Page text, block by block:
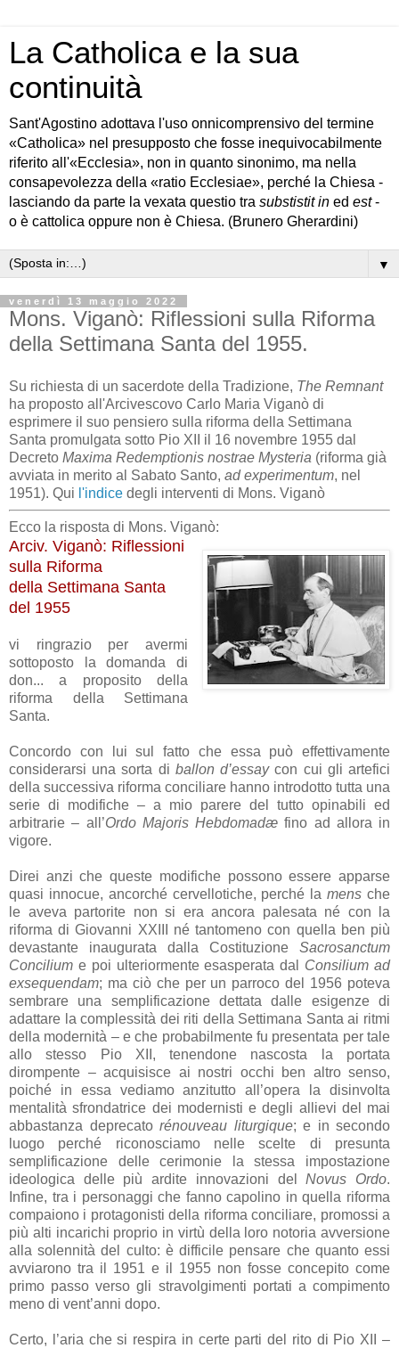
La Catholica e la sua
continuità
Sant'Agostino adottava l'uso onnicomprensivo del termine
«Catholica» nel presupposto che fosse inequivocabilmente
riferito all'«Ecclesia», non in quanto sinonimo, ma nella
consapevolezza della «ratio Ecclesiae», perché la Chiesa -
lasciando da parte la vexata questio tra substistit in ed est-
o è cattolica oppure non è Chiesa. (Brunero Gherardini)
▼
venerdì 13 maggio 2022
Mons. Viganò: Riflessioni sulla Riforma
della Settimana Santa del 1955.
Su richiesta di un sacerdote della Tradizione, The Remnant
ha proposto all'Arcivescovo Carlo Maria Viganò di
esprimere il suo pensiero sulla riforma della Settimana
Santa promulgata sotto Pio XII il 16 novembre 1955 dal
Decreto Maxima Redemptionis nostrae Mysteria (riforma già
avviata in merito al Sabato Santo, ad experimentum, nel
1951). Qui l'indice degli interventi di Mons. Viganò
Ecco la risposta di Mons. Viganò:
Arciv. Viganò: Riflessioni
sulla Riforma
della Settimana Santa
del 1955
vi ringrazio per avermi
sottoposto la domanda di
don... a proposito della
riforma della Settimana
Santa.
Concordo con lui sul fatto che essa può effettivamente
considerarsi una sorta di ballon d’essaycon cui gli artefici
della successiva riforma conciliare hanno introdotto tutta una
serie di modifiche – a mio parere del tutto opinabili ed
arbitrarie – all’Ordo Majoris Hebdomadæ fino ad allora in
vigore.
Direi anzi che queste modifiche possono essere apparse
quasi innocue, ancorché cervellotiche, perché lamens che
le aveva partorite non si era ancora palesata né con la
riforma di Giovanni XXIII né tantomeno con quella ben più
devastante inaugurata dalla Costituzione Sacrosanctum
Concilium e poi ulteriormente esasperata dal Consilium ad
exsequendam; ma ciò che per un parroco del 1956 poteva
sembrare una semplificazione dettata dalle esigenze di
adattare la complessità dei riti della Settimana Santa ai ritmi
della modernità – e che probabilmente fu presentata per tale
allo stesso Pio XII, tenendone nascosta la portata
dirompente – acquisisce ai nostri occhi ben altro senso,
poiché in essa vediamo anzitutto all’opera la disinvolta
mentalità sfrondatrice dei modernisti e degli allievi del mai
abbastanza deprecato rénouveau liturgique; e in secondo
luogo perché riconosciamo nelle scelte di presunta
semplificazione delle cerimonie la stessa impostazione
ideologica delle più ardite innovazioni delNovus Ordo.
Infine, tra i personaggi che fanno capolino in quella riforma
compaiono i protagonisti della riforma conciliare, promossi a
più alti incarichi proprio in virtù della loro notoria avversione
alla solennità del culto: è difficile pensare che quanto essi
avviarono tra il 1951 e il 1955 non fosse concepito come
primo passo verso gli stravolgimenti portati a compimento
meno di vent’anni dopo.
Certo, l’aria che si respira in certe parti del rito di Pio XII –